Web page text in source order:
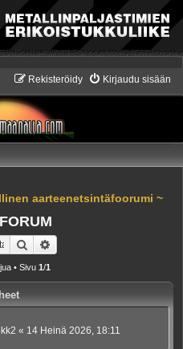
Kirjaudu sisään
Rekisteröidy
aarteenetsintäfoorumi ~
Etsi
• Sivu 1/1
« 14 Heinä 2026, 18:11